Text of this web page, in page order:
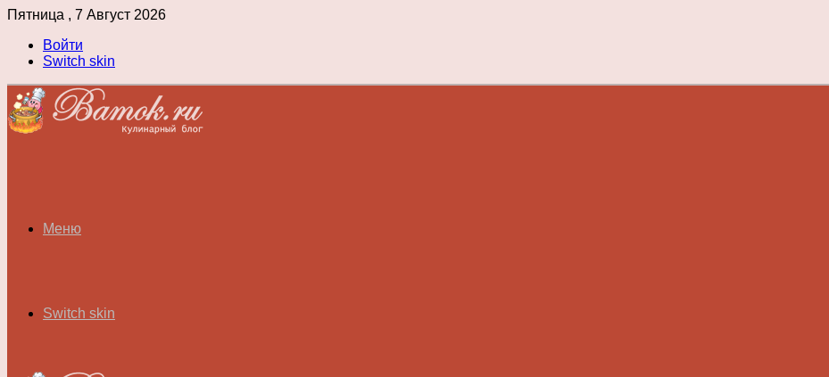
Пятница , 7 Август 2026
Войти
Switch skin
Меню
Switch skin